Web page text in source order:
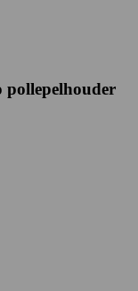
pollepelhouder